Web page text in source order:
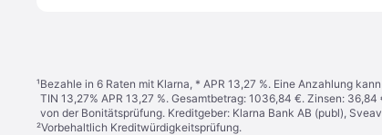
¹Bezahle in 6 Raten mit Klarna, * APR 13,27 %. Eine Anzahlung
TIN 13,27% APR 13,27 %. Gesamtbetrag: 1036,84 €. Zinsen:
von der Bonitätsprüfung. Kreditgeber: Klarna Bank AB (publ),
²Vorbehaltlich Kreditwürdigkeitsprüfung.